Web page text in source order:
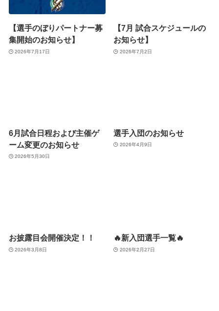
【選手のぼりパートナー募
集開始のお知らせ】
2026年7月17日
【7月 試合スケジュールの
お知らせ】
2026年7月2日
6月試合日程および主催ゲ
ーム変更のお知らせ
2026年5月30日
選手入団のお知らせ
2026年4月9日
お披露目会開催決定！！
2026年3月8日
🔥新入団選手一覧🔥
2026年2月27日